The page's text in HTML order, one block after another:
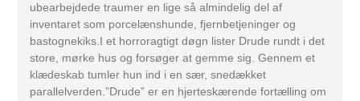
ubearbejdede traumer en lige så almindelig del af
inventaret som porcelænshunde, fjernbetjeninger og
bastognekiks.I et horroragtigt døgn lister Drude rundt i det
store, mørke hus og forsøger at gemme sig. Gennem et
klædeskab tumler hun ind i en sær, snedækket
parallelverden.”Drude” er en hjerteskærende fortælling om